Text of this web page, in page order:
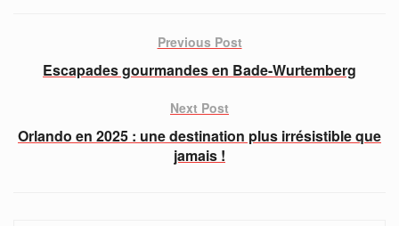
Previous Post
Escapades gourmandes en Bade-Wurtemberg
Next Post
Orlando en 2025 : une destination plus irrésistible que
jamais !